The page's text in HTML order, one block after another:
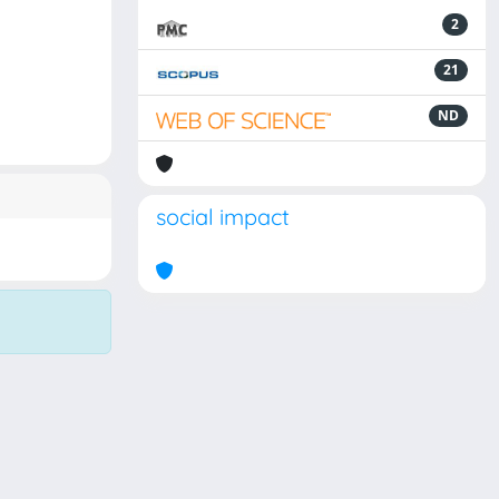
2
21
ND
social impact